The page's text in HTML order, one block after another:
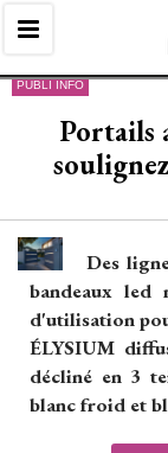
PUBLI INFO
Portails
Des
bandeaux led
d'utilisation
ÉLYSIUM
décliné en 3
blanc froid et